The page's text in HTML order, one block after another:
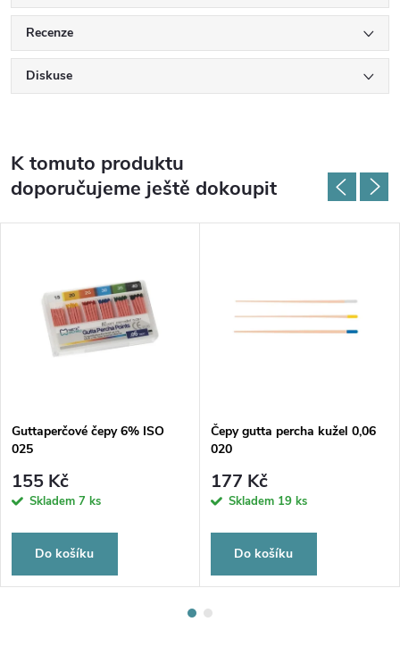
Recenze
Diskuse
K tomuto produktu
doporučujeme ještě dokoupit
Guttaperčové čepy 6% ISO
025
155 Kč
Skladem 7 ks
Do košíku
Čepy gutta percha kužel 0,06
020
177 Kč
Skladem 19 ks
Do košíku